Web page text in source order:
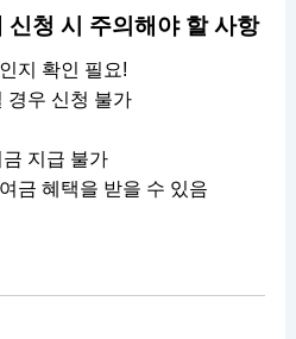
신청 시 주의해야 할 사항
지 확인 필요!
경우 신청 불가
지급 불가
금 혜택을 받을 수 있음